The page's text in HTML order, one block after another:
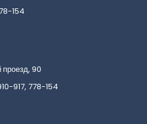
154
проезд, 90
917, 778-154